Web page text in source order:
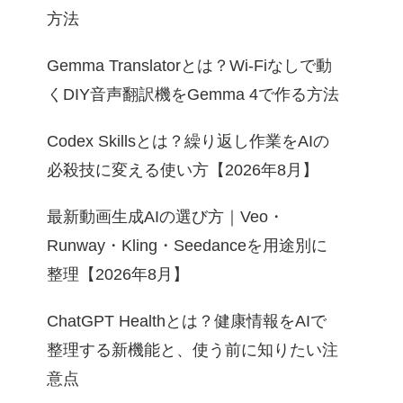
方法
Gemma Translatorとは？Wi-Fiなしで動
くDIY音声翻訳機をGemma 4で作る方法
Codex Skillsとは？繰り返し作業をAIの
必殺技に変える使い方【2026年8月】
最新動画生成AIの選び方｜Veo・
Runway・Kling・Seedanceを用途別に
整理【2026年8月】
ChatGPT Healthとは？健康情報をAIで
整理する新機能と、使う前に知りたい注
意点